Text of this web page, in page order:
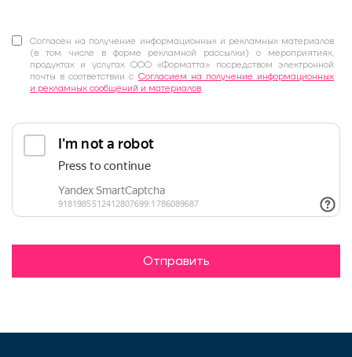
Согласен на получение информационных и рекламных материалов
(в том числе в форме рекламной рассылки) о мероприятиях,
продуктах и услугах ООО «Форматта» посредством электронной
почты в соответствии с Согласием на получение информационных
и рекламных сообщений и материалов
Отправить